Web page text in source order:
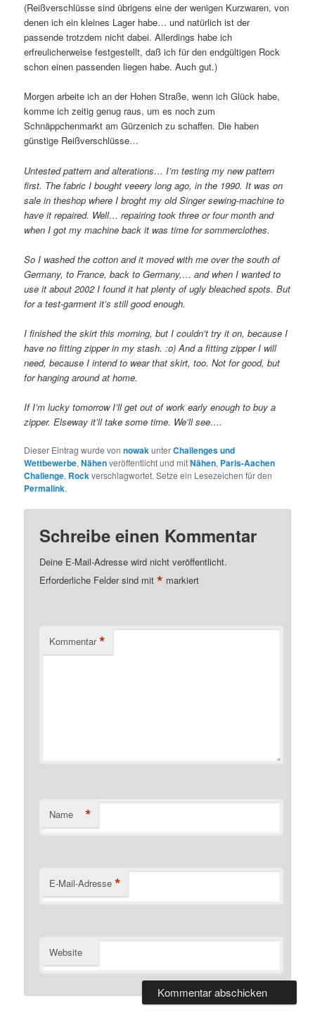
(Reißverschlüsse sind übrigens eine der wenigen Kurzwaren, von
denen ich ein kleines Lager habe… und natürlich ist der
passende trotzdem nicht dabei. Allerdings habe ich
erfreulicherweise festgestellt, daß ich für den endgültigen Rock
schon einen passenden liegen habe. Auch gut.)
Morgen arbeite ich an der Hohen Straße, wenn ich Glück habe,
komme ich zeitig genug raus, um es noch zum
Schnäppchenmarkt am Gürzenich zu schaffen. Die haben
günstige Reißverschlüsse…
Untested pattern and alterations… I’m testing my new pattern
first. The fabric I bought veeery long ago, in the 1990. It was on
sale in theshop where I broght my old Singer sewing-machine to
have it repaired. Well… repairing took three or four month and
when I got my machine back it was time for sommerclothes.
So I washed the cotton and it moved with me over the south of
Germany, to France, back to Germany,… and when I wanted to
use it about 2002 I found it hat plenty of ugly bleached spots. But
for a test-garment it’s still good enough.
I finished the skirt this morning, but I couldn’t try it on, because I
have no fitting zipper in my stash. :o) And a fitting zipper I will
need, because I intend to wear that skirt, too. Not for good, but
for hanging around at home.
If I’m lucky tomorrow I’ll get out of work early enough to buy a
zipper. Elseway it’ll take some time. We’ll see….
Dieser Eintrag wurde vonnowakunterChallenges und
Wettbewerbe,Nähenveröffentlicht und mitNähen, Paris-Aachen
Challenge, Rockverschlagwortet. Setze ein Lesezeichen für den
Permalink.
Schreibe einen Kommentar
Deine E-Mail-Adresse wird nicht veröffentlicht.
Erforderliche Felder sind mit* markiert
Kommentar *
Name *
E-Mail-Adresse *
Website